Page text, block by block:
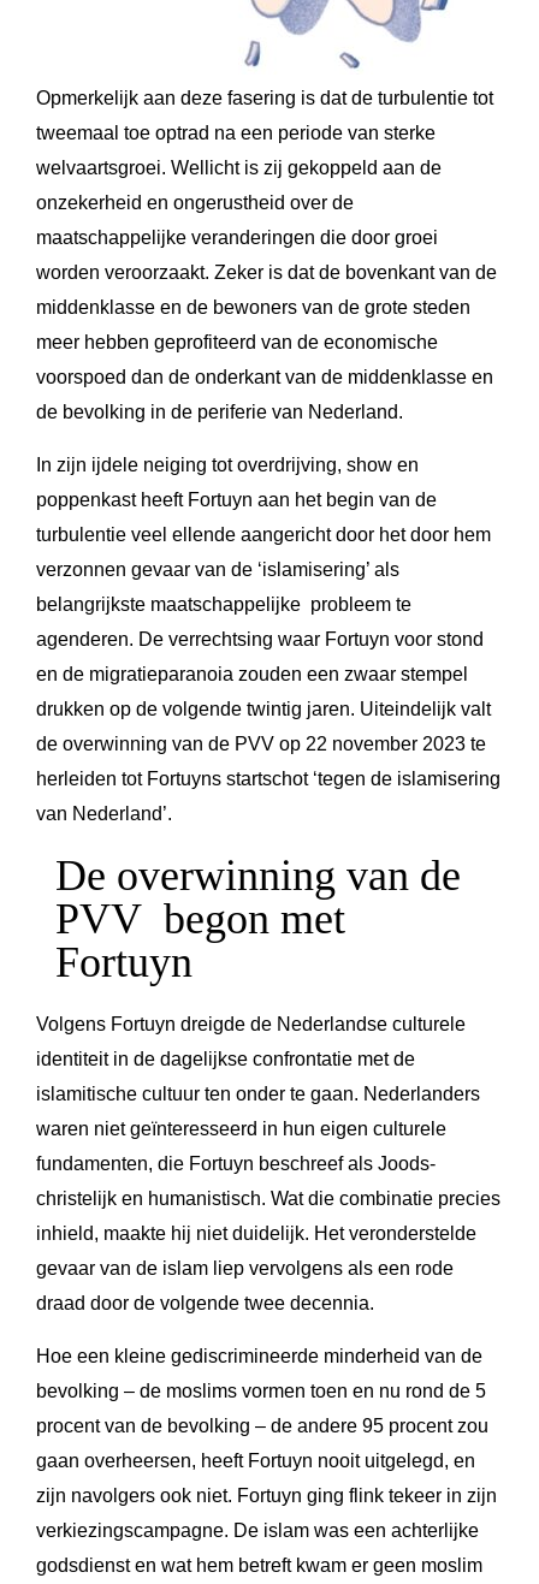
Opmerkelijk aan deze fasering is dat de turbulentie tot
tweemaal toe optrad na een periode van sterke
welvaartsgroei. Wellicht is zij gekoppeld aan de
onzekerheid en ongerustheid over de
maatschappelijke veranderingen die door groei
worden veroorzaakt. Zeker is dat de bovenkant van de
middenklasse en de bewoners van de grote steden
meer hebben geprofiteerd van de economische
voorspoed dan de onderkant van de middenklasse en
de bevolking in de periferie van Nederland.
In zijn ijdele neiging tot overdrijving, show en
poppenkast heeft Fortuyn aan het begin van de
turbulentie veel ellende aangericht door het door hem
verzonnen gevaar van de ‘islamisering’ als
belangrijkste maatschappelijke probleem te
agenderen. De verrechtsing waar Fortuyn voor stond
en de migratieparanoia zouden een zwaar stempel
drukken op de volgende twintig jaren. Uiteindelijk valt
de overwinning van de PVV op 22 november 2023 te
herleiden tot Fortuyns startschot ‘tegen de islamisering
van Nederland’.
De overwinning van de
PVV begon met
Fortuyn
Volgens Fortuyn dreigde de Nederlandse culturele
identiteit in de dagelijkse confrontatie met de
islamitische cultuur ten onder te gaan. Nederlanders
waren niet geïnteresseerd in hun eigen culturele
fundamenten, die Fortuyn beschreef als Joods-
christelijk en humanistisch. Wat die combinatie precies
inhield, maakte hij niet duidelijk. Het veronderstelde
gevaar van de islam liep vervolgens als een rode
draad door de volgende twee decennia.
Hoe een kleine gediscrimineerde minderheid van de
bevolking – de moslims vormen toen en nu rond de 5
procent van de bevolking – de andere 95 procent zou
gaan overheersen, heeft Fortuyn nooit uitgelegd, en
zijn navolgers ook niet. Fortuyn ging flink tekeer in zijn
verkiezingscampagne. De islam was een achterlijke
godsdienst en wat hem betreft kwam er geen moslim